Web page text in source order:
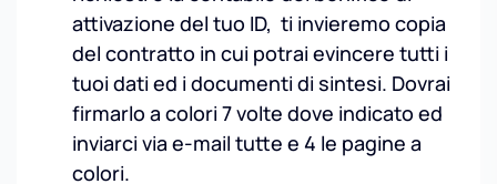
attivazione del tuo ID, ti invieremo copia
del contratto in cui potrai evincere tutti i
tuoi dati ed i documenti di sintesi. Dovrai
firmarlo a colori 7 volte dove indicato ed
inviarci via e-mail tutte e 4 le pagine a
colori.